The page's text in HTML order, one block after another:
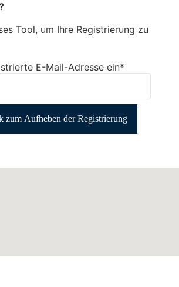
Tool, um Ihre Registrierung zu
E-Mail-Adresse ein*